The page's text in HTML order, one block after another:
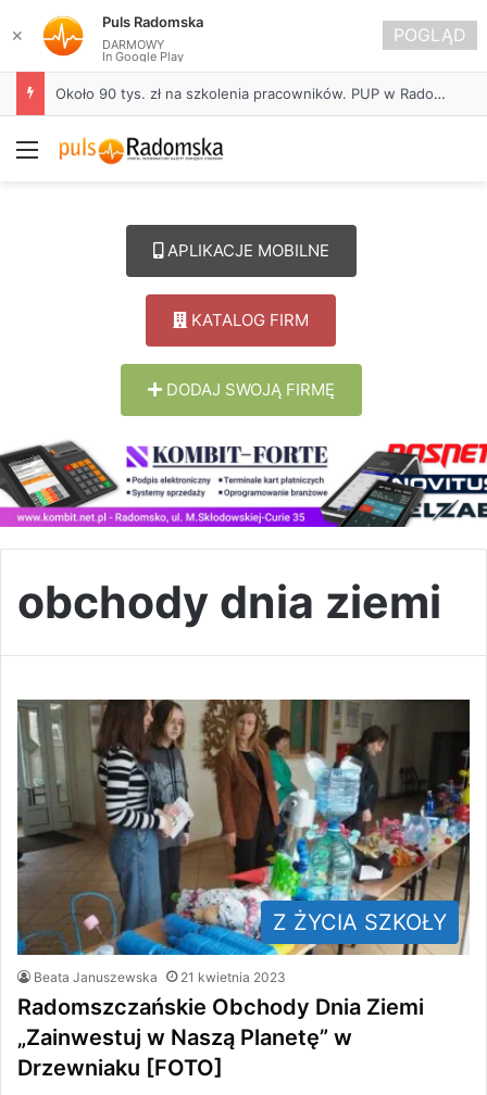
Około 90 tys. zł na szkolenia pracowników. PUP w Radomsku ogłasza nabór wniosków
Menu
APLIKACJE MOBILNE
KATALOG FIRM
DODAJ SWOJĄ FIRMĘ
obchody dnia ziemi
Z ŻYCIA SZKOŁY
Beata Januszewska 21 kwietnia 2023
Radomszczańskie Obchody Dnia Ziemi
„Zainwestuj w Naszą Planetę” w
Drzewniaku [FOTO]
✕
Puls Radomska
DARMOWY
In Google Play
POGLĄD